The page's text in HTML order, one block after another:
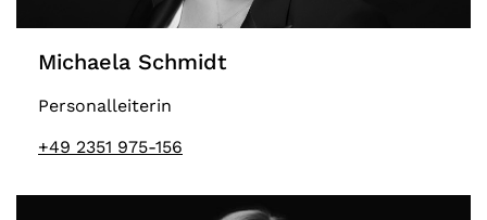
Michaela Schmidt
Personalleiterin
+49 2351 975-156